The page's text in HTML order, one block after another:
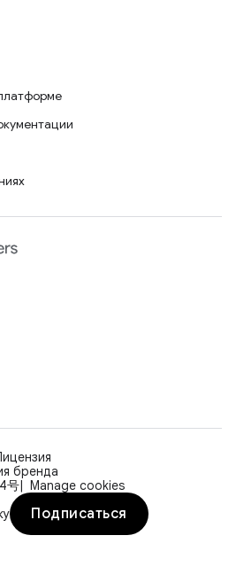
бренда
号
Manage cookies
Подписаться